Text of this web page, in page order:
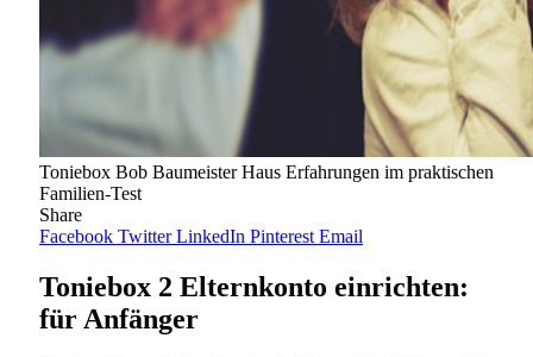
Toniebox Bob Baumeister Haus Erfahrungen im praktischen
Familien-Test
Share
Facebook Twitter LinkedIn Pinterest Email
Toniebox 2 Elternkonto einrichten:
für Anfänger